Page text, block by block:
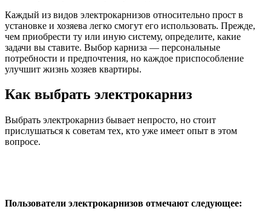
Каждый из видов электрокарнизов относительно прост в
установке и хозяева легко смогут его использовать. Прежде,
чем приобрести ту или иную систему, определите, какие
задачи вы ставите. Выбор карниза — персональные
потребности и предпочтения, но каждое приспособление
улучшит жизнь хозяев квартиры.
Как выбрать электрокарниз
Выбрать электрокарниз бывает непросто, но стоит
прислушаться к советам тех, кто уже имеет опыт в этом
вопросе.
Пользователи электрокарнизов отмечают следующее: